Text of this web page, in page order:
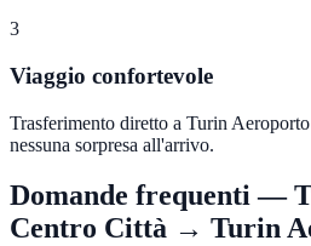
3
Viaggio confortevole
Trasferimento diretto a Turin
nessuna sorpresa all'arrivo.
Domande frequenti —
Centro Città → Turin